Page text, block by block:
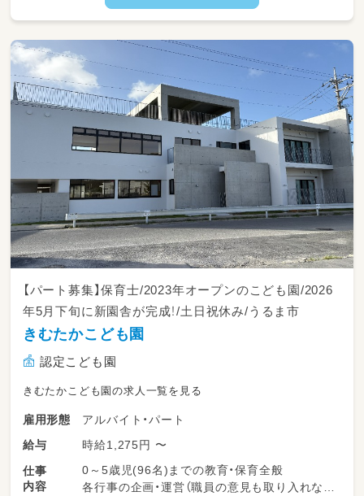
日常生活動作（ADL）の獲得支援: 手先の微細運
事、道具の操作など、子どもたちが生活しやすく
なるための支援を行います。
2. 個別および集団活動のサポート
個別支援計画に基づいた、1対1または小集団で
の療育プログラムの提供。
SST（ソーシャルスキルトレーニング）のサポー
トを通じた、対人関係やコミュニケーション能
力の向上支援。
子どもたちが自発的に「やりたい！」と思えるよ
うな、安全で魅力的な活動環境の設定。
3. 多職種連携によるチーム支援
専門スタッフとの情報共有およびケース検討。
もたちにとって最適な支援方法をチーム全体で
構築します。
4. ご家族へのサポート・事務業務
保護者様とのコミュニケーション、家庭での関
やフィードバック。
【パート募集】保育士/2023年オープンのこども園/2026
年5月下旬に新園舎が完成！/土日祝休み/うるま市
きむたかこども園
認定こども園
きむたかこども園の求人一覧を見る
雇用形態
アルバイト・パート
給与
時給1,275円 〜
仕事
内容
0～5歳児(96名)までの教育・保育全般
各行事の企画・運営（職員の意見も取り入れなが